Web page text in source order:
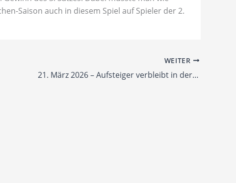
Saison auch in diesem Spiel auf Spieler der 2.
WEITER
21. März 2026 – Aufsteiger verbleibt in der Verbandsliga / Zweite der SG U.N.S. Rheinhessen „Volleys“ landen auf Platz 6